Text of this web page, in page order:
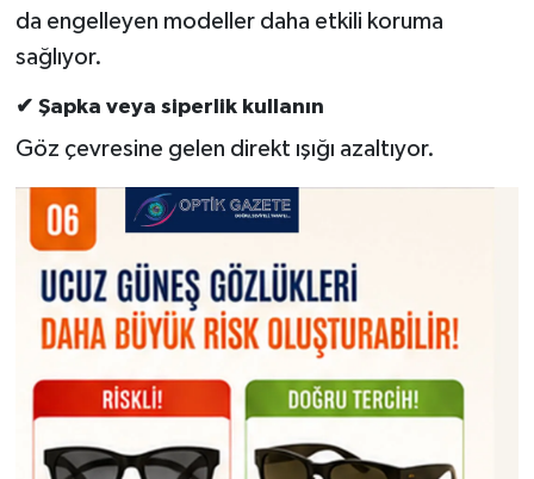
da engelleyen modeller daha etkili koruma
sağlıyor.
✔ Şapka veya siperlik kullanın
Göz çevresine gelen direkt ışığı azaltıyor.